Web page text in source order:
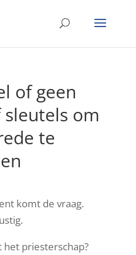
of geen
sleutels om
te
komt de vraag.
priesterschap?